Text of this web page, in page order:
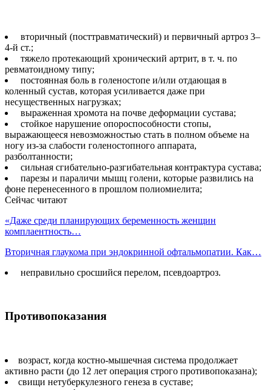
вторичный (посттравматический) и первичный артроз 3–
4-й ст.;
тяжело протекающий хронический артрит, в т. ч. по
ревматоидному типу;
постоянная боль в голеностопе и/или отдающая в
коленный сустав, которая усиливается даже при
несущественных нагрузках;
выраженная хромота на почве деформации сустава;
стойкое нарушение опороспособности стопы,
выражающееся невозможностью стать в полном объеме на
ногу из-за слабости голеностопного аппарата,
разболтанности;
сильная сгибательно-разгибательная контрактура сустава;
парезы и параличи мышц голени, которые развились на
фоне перенесенного в прошлом полиомиелита;
Сейчас читают
«Даже среди планирующих беременность женщин
комплаентность…
Вторичная глаукома при эндокринной офтальмопатии. Как…
неправильно сросшийся перелом, псевдоартроз.
Противопоказания
возраст, когда костно-мышечная система продолжает
активно расти (до 12 лет операция строго противопоказана);
свищи нетуберкулезного генеза в суставе;